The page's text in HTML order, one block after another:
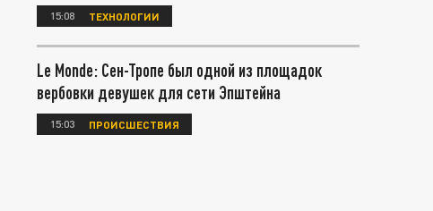
15:08 ТЕХНОЛОГИИ
Le Monde: Сен-Тропе был одной из площадок
вербовки девушек для сети Эпштейна
15:03 ПРОИСШЕСТВИЯ